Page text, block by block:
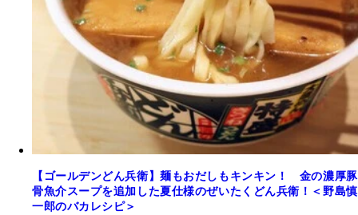
【ゴールデンどん兵衛】麺もおだしもキンキン！ 金の濃厚豚
骨魚介スープを追加した夏仕様のぜいたくどん兵衛！＜野島慎
一郎のバカレシピ＞